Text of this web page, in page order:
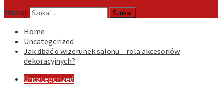
Szukaj:
Home
Uncategorized
Jak dbać o wizerunek salonu – rola akcesoriów
dekoracyjnych?
Uncategorized